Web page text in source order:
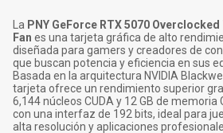
La PNY GeForce RTX 5070
Fan es una tarjeta gráfica de alto
diseñada para gamers y creadores de
que buscan potencia y eficiencia en sus
Basada en la arquitectura NVIDIA
tarjeta ofrece un rendimiento superior
6,144 núcleos CUDA y 12 GB de memoria
con una interfaz de 192 bits, ideal para
alta resolución y aplicaciones